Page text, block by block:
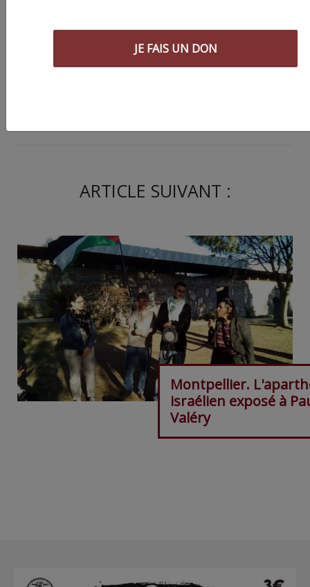
ARTICLE SUIVANT :
Montpellier.
israélien exposé à
Valéry
JE FAIS UN DON